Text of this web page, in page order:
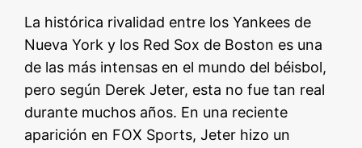
La histórica rivalidad entre los Yankees de
Nueva York y los Red Sox de Boston es una
de las más intensas en el mundo del béisbol,
pero según Derek Jeter, esta no fue tan real
durante muchos años. En una reciente
aparición en FOX Sports, Jeter hizo un